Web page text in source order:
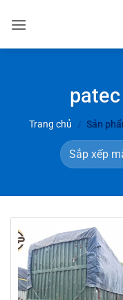
qua
Trang chủ / Sản